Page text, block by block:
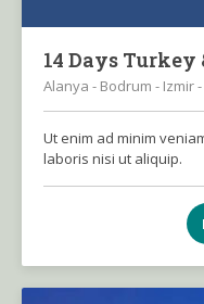
14 Days Turkey
Alanya - Bodrum - Izmir
Ut enim ad minim
laboris nisi ut aliquip.